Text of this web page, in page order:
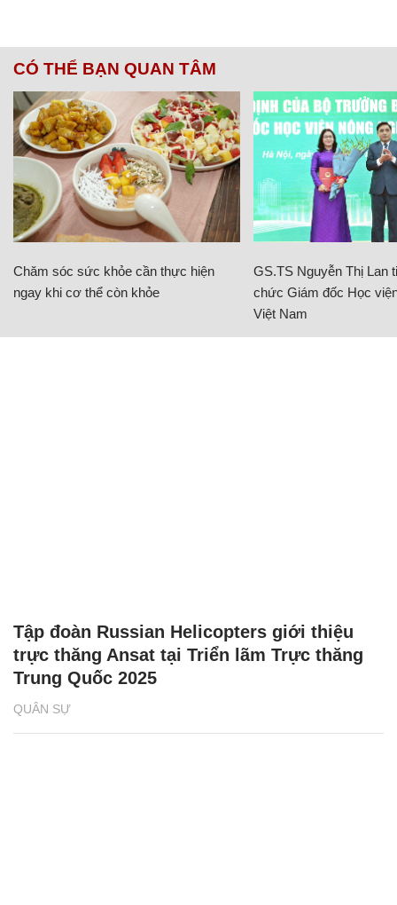
CÓ THỂ BẠN QUAN TÂM
Chăm sóc sức khỏe cần thực hiện
ngay khi cơ thể còn khỏe
GS.TS Nguyễn Thị Lan
chức Giám đốc Học
Việt Nam
QUÂN SỰ
Tập đoàn Russian Helicopters giới thiệu
trực thăng Ansat tại Triển lãm Trực thăng
Trung Quốc 2025